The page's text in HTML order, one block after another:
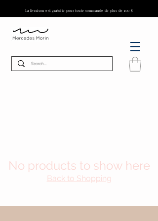
La livraison est gratuite pour toute commande de plus de 100 $
No products to show here
Back to Shopping